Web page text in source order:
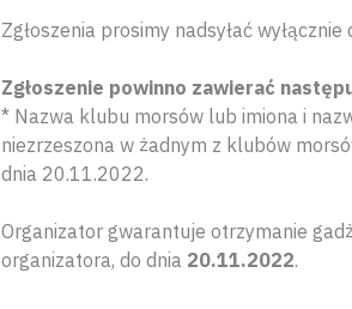
Zgłoszenia prosimy nadsyłać
Zgłoszenie powinno zawierać
* Nazwa klubu morsów lub imiona i
niezrzeszona w żadnym z klubów
dnia 20.11.2022.
Organizator gwarantuje otrzymanie
organizatora, do dnia 20.11.2022.